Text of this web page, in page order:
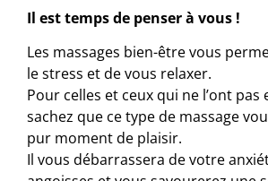
Il est temps de penser à vous !
Les massages bien-être vous
le stress et de vous relaxer.
Pour celles et ceux qui ne l’ont pas
sachez que ce type de massage
pur moment de plaisir.
Il vous débarrassera de votre